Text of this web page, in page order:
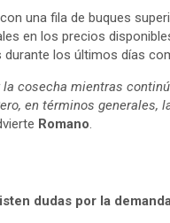
una fila de buques
en los precios
los últimos días
cosecha mientras
en términos generales,
Romano.
dudas por la